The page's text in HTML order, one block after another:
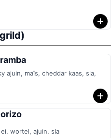
ajuin, maïs, cheddar kaas, sla,
wortel, ajuin, sla